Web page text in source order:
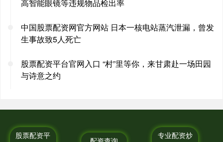
高智能眼镜等违规物品检出率
中国股票配资网官方网站 日本一核电站蒸汽泄漏，曾发
生事故致5人死亡
股票配资平台官网入口 “村”里等你，来甘肃赴一场田园
与诗意之约
股票配资平
专业配资炒